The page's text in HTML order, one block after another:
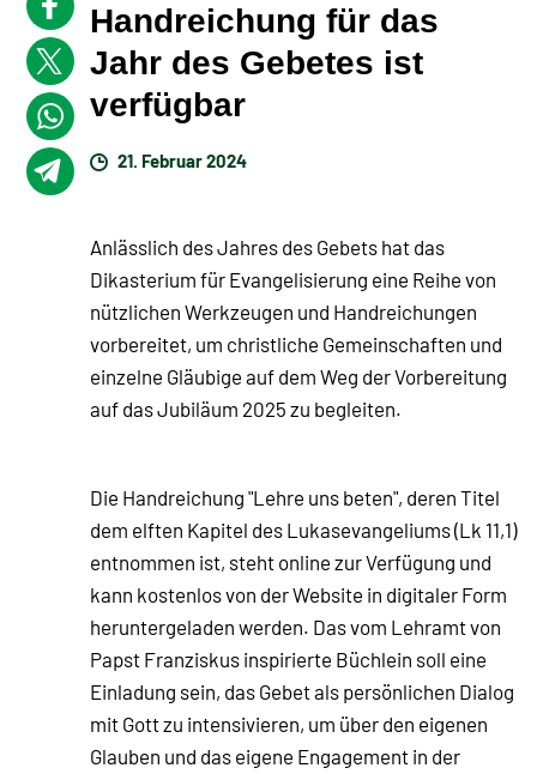
Handreichung für das
Jahr des Gebetes ist
verfügbar
21. Februar 2024
Anlässlich des Jahres des Gebets hat das
Dikasterium für Evangelisierung eine Reihe von
nützlichen Werkzeugen und Handreichungen
vorbereitet, um christliche Gemeinschaften und
einzelne Gläubige auf dem Weg der Vorbereitung
auf das Jubiläum 2025 zu begleiten.
Die Handreichung "Lehre uns beten", deren Titel
dem elften Kapitel des Lukasevangeliums (Lk 11,1)
entnommen ist, steht online zur Verfügung und
kann kostenlos von der Website in digitaler Form
heruntergeladen werden. Das vom Lehramt von
Papst Franziskus inspirierte Büchlein soll eine
Einladung sein, das Gebet als persönlichen Dialog
mit Gott zu intensivieren, um über den eigenen
Glauben und das eigene Engagement in der